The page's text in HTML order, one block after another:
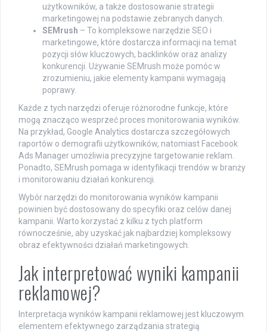
użytkowników, a także dostosowanie strategii
marketingowej na podstawie zebranych danych.
SEMrush – To kompleksowe narzędzie SEO i
marketingowe, które dostarcza informacji na temat
pozycji słów kluczowych, backlinków oraz analizy
konkurencji. Używanie SEMrush może pomóc w
zrozumieniu, jakie elementy kampanii wymagają
poprawy.
Każde z tych narzędzi oferuje różnorodne funkcje, które
mogą znacząco wesprzeć proces monitorowania wyników.
Na przykład, Google Analytics dostarcza szczegółowych
raportów o demografii użytkowników, natomiast Facebook
Ads Manager umożliwia precyzyjne targetowanie reklam.
Ponadto, SEMrush pomaga w identyfikacji trendów w branży
i monitorowaniu działań konkurencji.
Wybór narzędzi do monitorowania wyników kampanii
powinien być dostosowany do specyfiki oraz celów danej
kampanii. Warto korzystać z kilku z tych platform
równocześnie, aby uzyskać jak najbardziej kompleksowy
obraz efektywności działań marketingowych.
Jak interpretować wyniki kampanii
reklamowej?
Interpretacja wyników kampanii reklamowej jest kluczowym
elementem efektywnego zarządzania strategią